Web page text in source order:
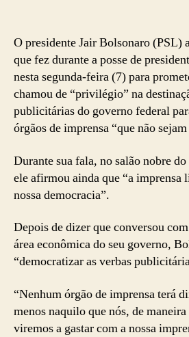
O presidente Jair Bolsonaro (PSL)
que fez durante a posse de
nesta segunda-feira (7) para
chamou de “privilégio” na
publicitárias do governo federal
órgãos de imprensa “que não
Durante sua fala, no salão nobre
ele afirmou ainda que “a imprensa
nossa democracia”.
Depois de dizer que conversou
área econômica do seu governo,
“democratizar as verbas
“Nenhum órgão de imprensa terá
menos naquilo que nós, de
viremos a gastar com a nossa